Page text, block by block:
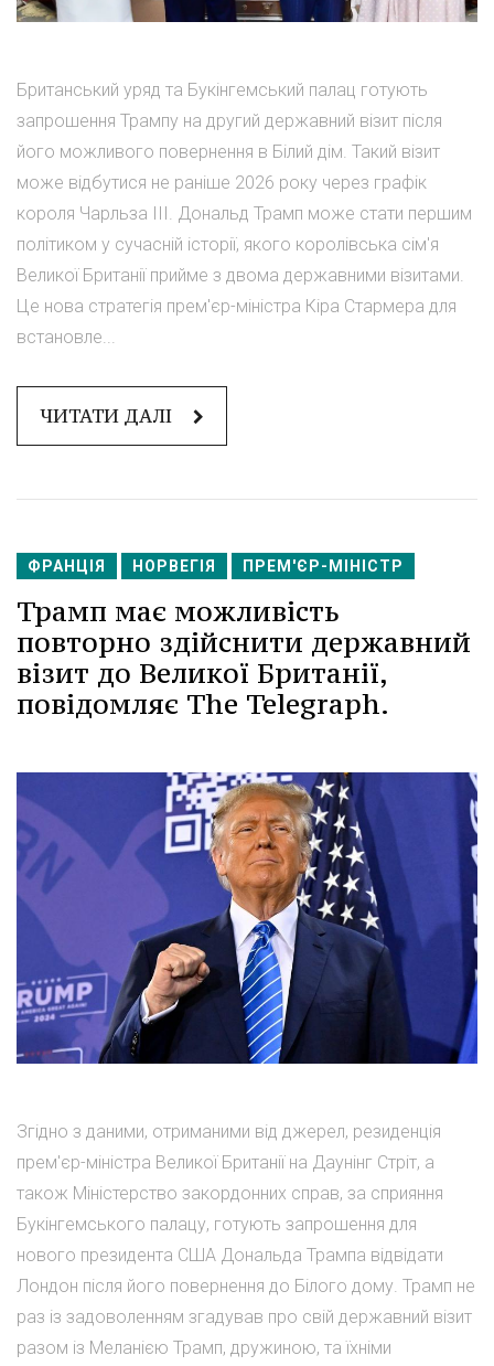
Британський уряд та Букінгемський палац готують
запрошення Трампу на другий державний візит після
його можливого повернення в Білий дім. Такий візит
може відбутися не раніше 2026 року через графік
короля Чарльза ІІІ. Дональд Трамп може стати першим
політиком у сучасній історії, якого королівська сім'я
Великої Британії прийме з двома державними візитами.
Це нова стратегія прем'єр-міністра Кіра Стармера для
встановле...
ЧИТАТИ ДАЛІ
ФРАНЦІЯ НОРВЕГІЯ ПРЕМ'ЄР-МІНІСТР
Трамп має можливість
повторно здійснити державний
візит до Великої Британії,
повідомляє The Telegraph.
Згідно з даними, отриманими від джерел, резиденція
прем'єр-міністра Великої Британії на Даунінг Стріт, а
також Міністерство закордонних справ, за сприяння
Букінгемського палацу, готують запрошення для
нового президента США Дональда Трампа відвідати
Лондон після його повернення до Білого дому. Трамп не
раз із задоволенням згадував про свій державний візит
разом із Меланією Трамп, дружиною, та їхніми